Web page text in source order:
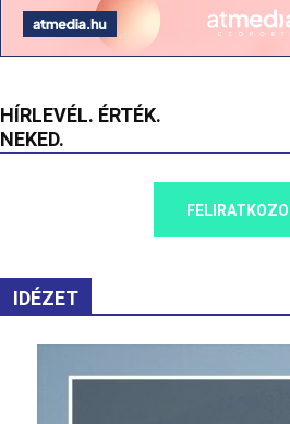
HÍRLEVÉL. ÉRTÉK.
NEKED.
IDÉZET